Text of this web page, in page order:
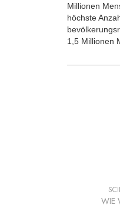
Millionen
höchste
1,5 Millionen
WIE